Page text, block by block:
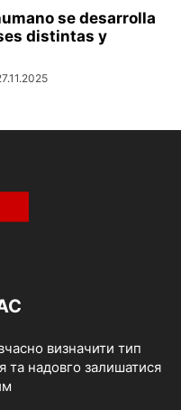
se desarrolla
distintas y
визначити тип
та надовго залишатися